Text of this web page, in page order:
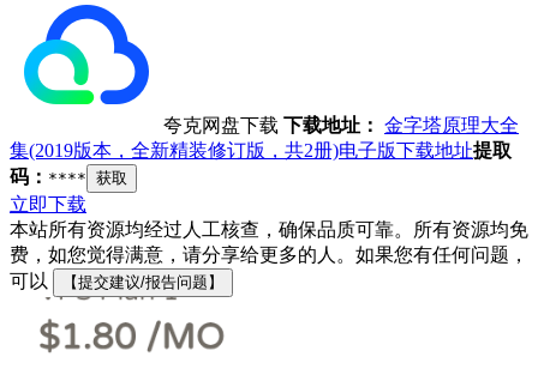
夸克网盘下载 下载地址： 金字塔原理大全
集(2019版本，全新精装修订版，共2册)电子版下载地址提取
码： **** 获取
立即下载
本站所有资源均经过人工核查，确保品质可靠。所有资源均免
费，如您觉得满意，请分享给更多的人。如果您有任何问题，
可以
【提交建议/报告问题】